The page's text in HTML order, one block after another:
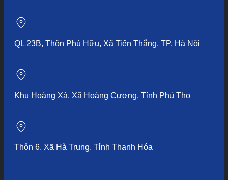
QL 23B, Thôn Phú Hữu, Xã Tiến Thắng, TP. Hà Nội
Khu Hoàng Xá, Xã Hoàng Cương, Tỉnh Phú Thọ
Thôn 6, Xã Hà Trung, Tỉnh Thanh Hóa